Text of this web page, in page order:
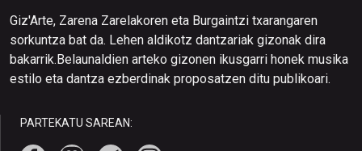
Giz'Arte, Zarena Zarelakoren eta Burgaintzi txarangaren
sorkuntza bat da. Lehen aldikotz dantzariak gizonak dira
bakarrik.Belaunaldien arteko gizonen ikusgarri honek musika
estilo eta dantza ezberdinak proposatzen ditu publikoari.
PARTEKATU SAREAN: